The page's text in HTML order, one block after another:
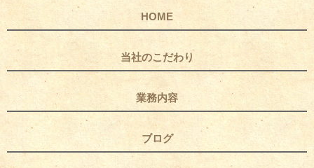
HOME
当社のこだわり
業務内容
ブログ